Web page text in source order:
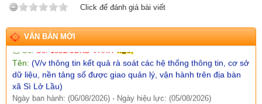
Click để đánh giá bài viết
VĂN BẢN MỚI
Ngày ban hành: (07/08/2026) -Ngày hiệu lực: (06/08/2026)
Số:Số: 1851/UBND-VHXH
Tên:(V/v thông tin kết quả rà soát các hệ thống thông tin, cơ sở
dữ liệu, nền tảng số được giao quản lý, vận hành trên địa bàn
xã Sì Lở Lầu)
Ngày ban hành: (06/08/2026) -Ngày hiệu lực: (05/08/2026)
Số:Số: 511/QĐ-BBT